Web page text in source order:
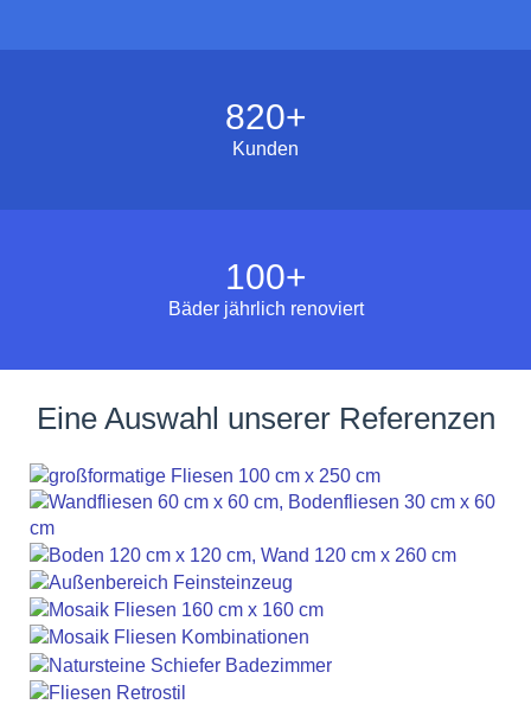
820+
Kunden
100+
Bäder jährlich renoviert
Eine Auswahl unserer Referenzen